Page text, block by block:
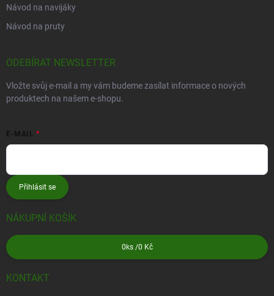
Návod na navijáky
Návod na pruty
ODEBÍRAT NEWSLETTER
Vložte svůj e-mail a my vám budeme zasílat informace o nových
produktech na našem e-shopu.
E-MAIL
Přihlásit se
NÁKUPNÍ KOŠÍK
0ks /0 Kč
KONTAKT